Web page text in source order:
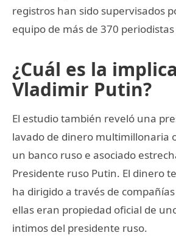
registros han sido supervisados
equipo de más de 370
¿Cuál es la
Vladimir Putin?
El estudio también reveló una
lavado de dinero multimillonaria
un banco ruso e asociado
Presidente ruso Putin. El dinero
ha dirigido a través de
ellas eran propiedad oficial de
intimos del presidente ruso.